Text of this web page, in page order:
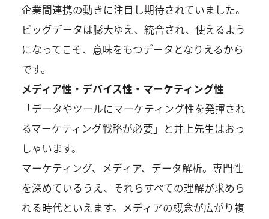
企業間連携の動きに注目し期待されていました。
ビッグデータは膨大ゆえ、統合され、使えるよう
になってこそ、意味をもつデータとなりえるから
です。
メディア性・デバイス性・マーケティング性
「データやツールにマーケティング性を発揮され
るマーケティング戦略が必要」と井上先生はおっ
しゃいます。
マーケティング、メディア、データ解析。専門性
を深めているうえ、それらすべての理解が求めら
れる時代といえます。メディアの概念が広がり複